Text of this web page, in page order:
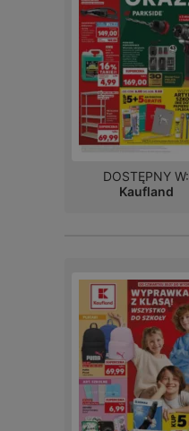
DOSTĘPNY W:
Kaufland